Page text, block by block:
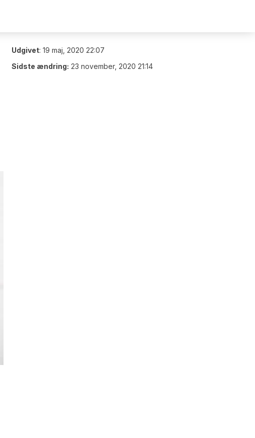
Udgivet: 19 maj, 2020 22:07
Sidste ændring: 23 november, 2020 21:14